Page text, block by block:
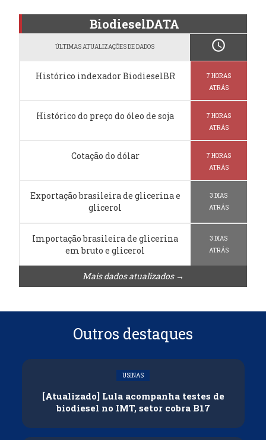
BiodieselDATA
ÚLTIMAS ATUALIZAÇÕES DE DADOS schedule
Histórico indexador BiodieselBR
7 HORAS
ATRÁS
Histórico do preço do óleo de soja
7 HORAS
ATRÁS
Cotação do dólar
7 HORAS
ATRÁS
Exportação brasileira de glicerina e
glicerol
3 DIAS
ATRÁS
Importação brasileira de glicerina
em bruto e glicerol
3 DIAS
ATRÁS
Mais dados atualizados →
Outros destaques
USINAS
[Atualizado] Lula acompanha testes de
biodiesel no IMT, setor cobra B17